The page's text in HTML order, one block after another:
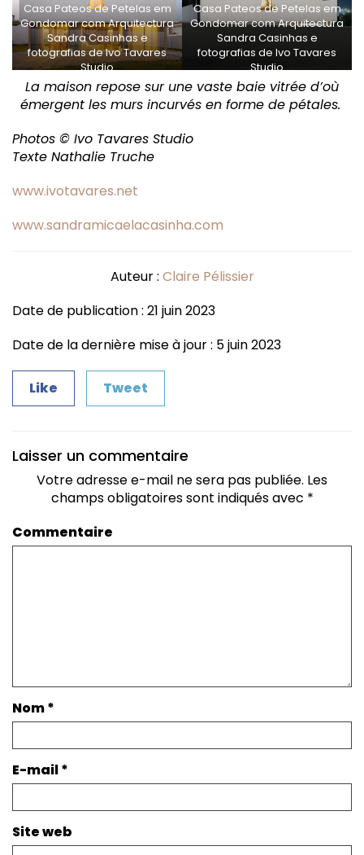
Casa Pateos de Petelas em
Gondomar com Arquitectura
Sandra Casinhas e
fotografias de Ivo Tavares
Studio
Casa Pateos de Petelas em
Gondomar com Arquitectura
Sandra Casinhas e
fotografias de Ivo Tavares
Studio
La maison repose sur une vaste baie vitrée d’où
émergent les murs incurvés en forme de pétales.
Photos © Ivo Tavares Studio
Texte Nathalie Truche
www.ivotavares.net
www.sandramicaelacasinha.com
Auteur : Claire Pélissier
Date de publication : 21 juin 2023
Date de la dernière mise à jour : 5 juin 2023
Like Tweet
Laisser un commentaire
Votre adresse e-mail ne sera pas publiée. Les
champs obligatoires sont indiqués avec *
Commentaire
Nom*
E-mail*
Site web